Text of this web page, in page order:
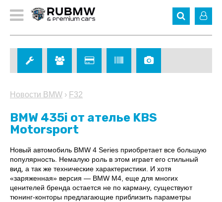
Новости BMW › F32
BMW 435i от ателье KBS
Motorsport
Новый автомобиль BMW 4 Series приобретает все большую
популярность. Немалую роль в этом играет его стильный
вид, а так же технические характеристики. И хотя
«заряженная» версия — BMW M4, еще для многих
ценителей бренда остается не по карману, существуют
тюнинг-конторы предлагающие приблизить параметры